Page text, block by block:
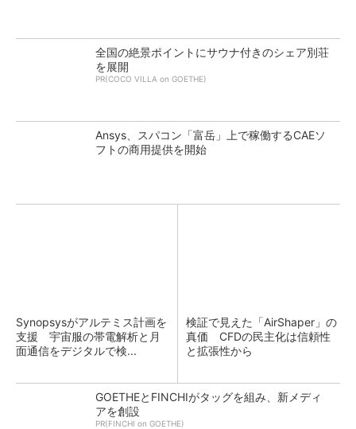
全国の絶景ポイントにサウナ付きのシェア別荘
を展開
PR(COCO VILLA on GOETHE)
Ansys、スパコン「富岳」上で稼働するCAEソ
フトの商用提供を開始
Synopsysがアルテミス計画を
支援 宇宙服の帯電解析と月
面通信をデジタルで検...
検証で見えた「AirShaper」の
真価 CFDの民主化は信頼性
と拡張性から
GOETHEとFINCHIがタッグを組み、新メディ
アを創設
PR(FINCHI on GOETHE)